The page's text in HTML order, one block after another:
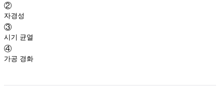
②
자경성
③
시기 균열
④
가공 경화